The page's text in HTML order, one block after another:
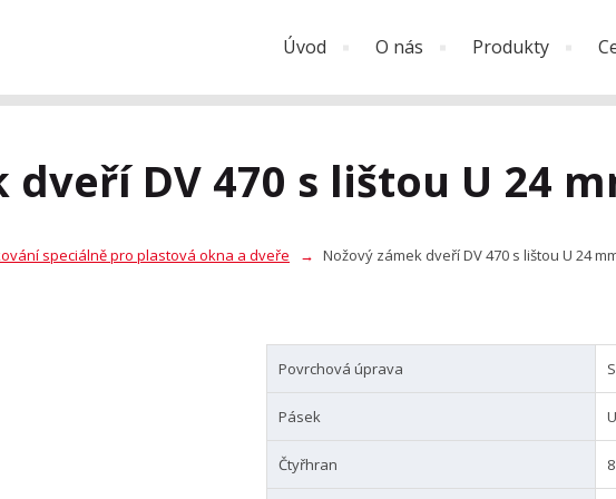
Úvod O nás Produkty
dveří DV 470 s lištou U 24
speciálně pro plastová okna a dveře Nožový zámek dveří DV 470 s lištou U 24
Povrchová úprava
Pásek
Čtyřhran